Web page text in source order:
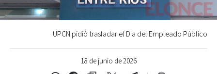
18 de junio de 2026
UPCN pidió trasladar el Día del Empleado Público